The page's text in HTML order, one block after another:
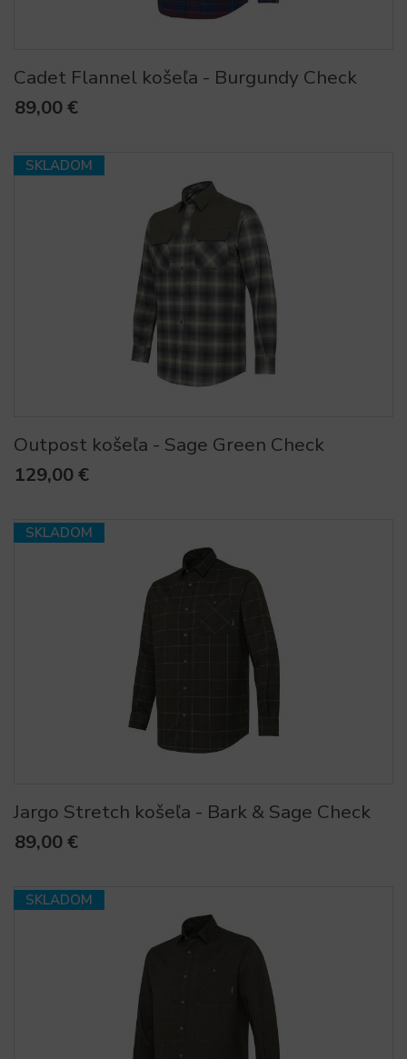
Cadet Flannel košeľa - Burgundy Check
89,00 €
SKLADOM
Outpost košeľa - Sage Green Check
129,00 €
SKLADOM
Jargo Stretch košeľa - Bark & Sage Check
89,00 €
SKLADOM